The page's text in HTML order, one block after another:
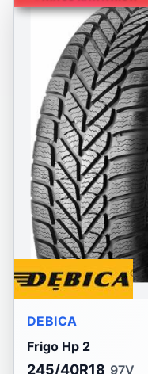
DEBICA
Frigo Hp 2
245/40R18 97V